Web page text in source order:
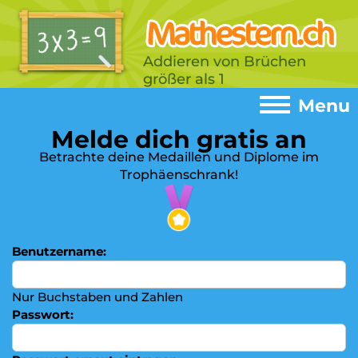
Addieren von Brüchen
größer als 1
Melde dich gratis an
Betrachte deine Medaillen und Diplome im
Trophäenschrank!
Benutzername:
Nur Buchstaben und Zahlen
Passwort:
Menu
Menu
► Addition
Einmaleins